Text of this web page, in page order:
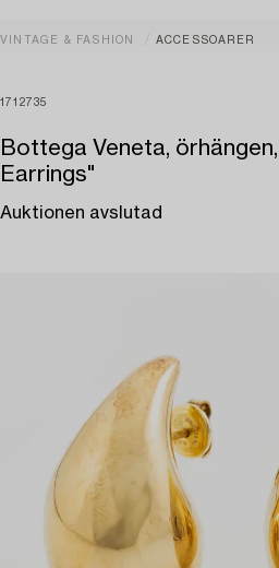
VINTAGE & FASHION ACCESSOARER
1712735
Bottega Veneta,
Earrings"
Auktionen avslutad